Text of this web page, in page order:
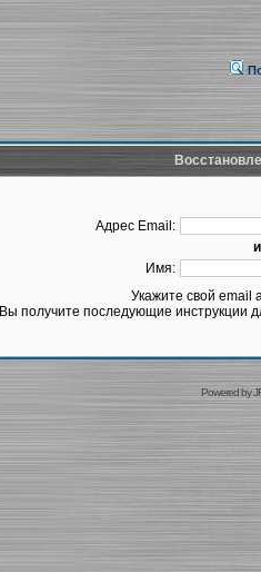
Адрес Email:
Имя:
Укажите свой email
Вы получите последующие инструкции
Powered by